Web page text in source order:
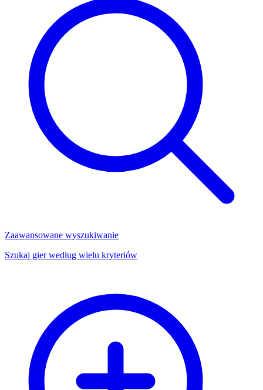
Zaawansowane wyszukiwanie
Szukaj gier według wielu kryteriów